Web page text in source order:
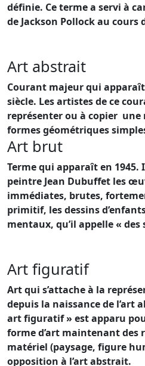
définie. Ce terme a servi à
de Jackson Pollock au cours
Art abstrait
Courant majeur qui
siècle. Les artistes de ce
représenter ou à copier une
formes géométriques
Art brut
Terme qui apparaît en 1945.
peintre Jean Dubuffet les
immédiates, brutes,
primitif, les dessins
mentaux, qu’il appelle « des
Art figuratif
Art qui s’attache à la
depuis la naissance de l’art
art figuratif » est apparu
forme d’art maintenant des
matériel (paysage, figure
opposition à l’art abstrait.